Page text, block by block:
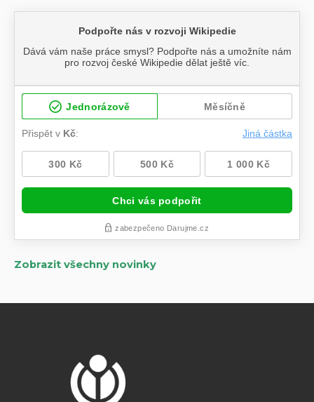
Zobrazit všechny novinky